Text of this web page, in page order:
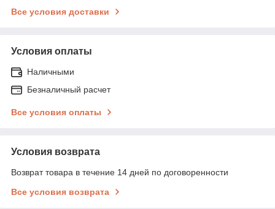
Все условия доставки
Условия оплаты
Наличными
Безналичный расчет
Все условия оплаты
Условия возврата
Возврат товара в течение 14 дней по договоренности
Все условия возврата